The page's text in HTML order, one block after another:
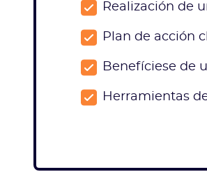
Realización de
Plan de acción
Benefíciese de
Herramientas